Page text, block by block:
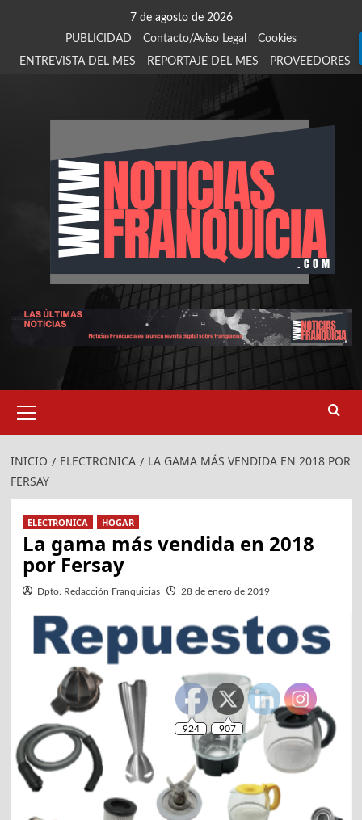
7 de agosto de 2026
PUBLICIDAD
Contacto/Aviso Legal
Cookies
ENTREVISTA DEL MES
REPORTAJE DEL MES PROVEEDORES
primario
INICIO ELECTRONICA
LA GAMA MÁS VENDIDA EN 2018 POR
FERSAY
ELECTRONICA HOGAR
La gama más vendida en 2018
por Fersay
Dpto. Redacción Franquicias 28 de enero de 2019
924 907